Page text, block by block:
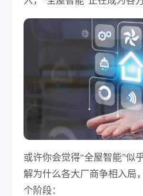
或许你会觉得“全屋智能”似
解为什么各大厂商争相入局
个阶段：